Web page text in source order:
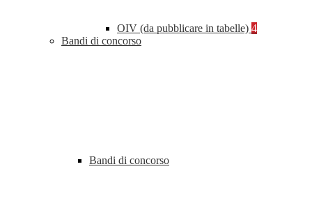
OIV (da pubblicare in tabelle) 4
Bandi di concorso
Bandi di concorso